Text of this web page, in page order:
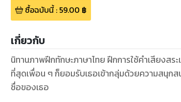
ซื้อฉบับนี้: 59.00 ฿
เกี่ยวกับ
นิทานภาพฝึกทักษะภาษาไทย ฝึกการใช้คำเสียงส
ที่สุดเพื่อน ๆ ก็ยอมรับเธอเข้ากลุ่มด้วยความสนุก
ชื่อของเธอ